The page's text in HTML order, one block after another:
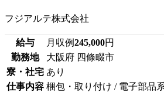
フジアルテ株式会社
給与 月収例245,000円
勤務地
大阪府 四條畷市
寮・社宅 あり
仕事内容 梱包・取り付け / 電子部品